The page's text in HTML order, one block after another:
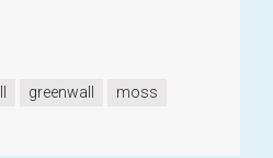
greenwall
moss